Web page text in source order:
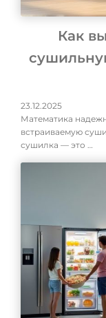
Как
23.12.2025
Математика
встраиваемую
сушилка — это …